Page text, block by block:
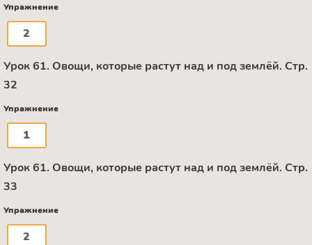
Упражнение
2
Урок 61. Овощи, которые растут над и под землёй. Стр.
32
Упражнение
1
Урок 61. Овощи, которые растут над и под землёй. Стр.
33
Упражнение
2